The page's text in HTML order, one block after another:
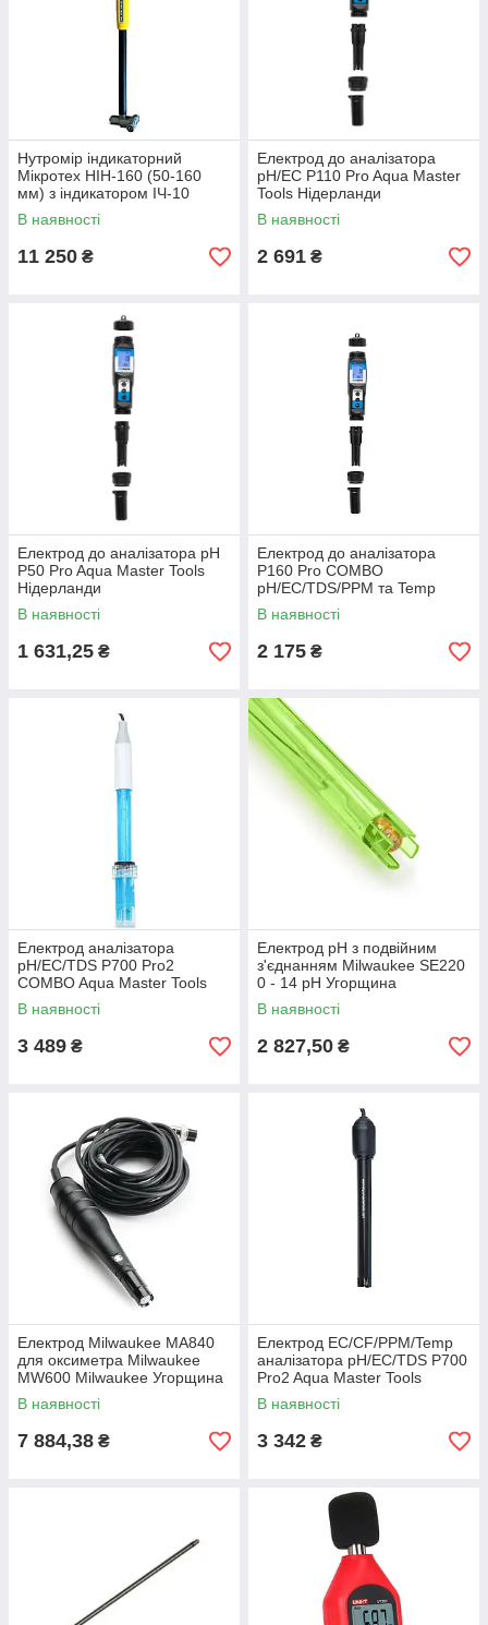
Нутромір індикаторний
Мікротех НІН-160 (50-160
мм) з індикатором ІЧ-10
класу точності 1. Україна
В наявності
11 250 ₴
Електрод до аналізатора
pH/EC P110 Pro Aqua Master
Tools Нідерланди
В наявності
2 691 ₴
Електрод до аналізатора pH
P50 Pro Aqua Master Tools
Нідерланди
В наявності
1 631,25 ₴
Електрод до аналізатора
P160 Pro COMBO
pH/EC/TDS/PPM та Temp
метр Aqua Master Tools
Нідерланди
В наявності
2 175 ₴
Електрод аналізатора
рН/EC/TDS P700 Pro2
COMBO Aqua Master Tools
Нідерланди
В наявності
3 489 ₴
Електрод pH з подвійним
з'єднанням Milwaukee SE220
0 - 14 pH Угорщина
В наявності
2 827,50 ₴
Електрод Milwaukee MA840
для оксиметра Milwaukee
MW600 Milwaukee Угорщина
В наявності
7 884,38 ₴
Електрод EC/CF/PPM/Temp
аналізатора рН/EC/TDS P700
Pro2 Aqua Master Tools
Нідерланди
В наявності
3 342 ₴